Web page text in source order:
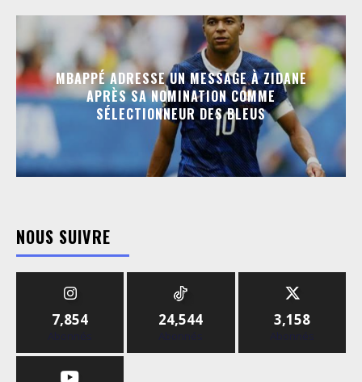
MBAPPÉ ADRESSE UN MESSAGE À ZIDANE
APRÈS SA NOMINATION COMME
SÉLECTIONNEUR DES BLEUS
NOUS SUIVRE
7,854
Abonnés
24,544
Abonnés
3,158
Abonnés